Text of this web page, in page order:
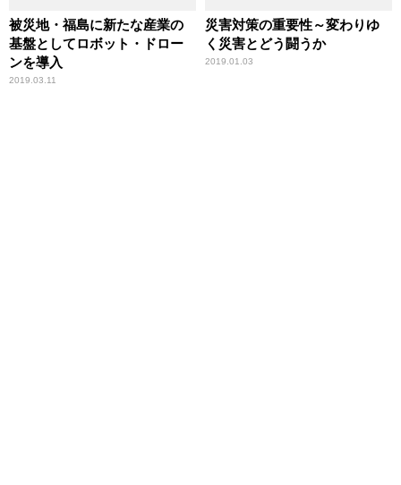
被災地・福島に新たな産業の
基盤としてロボット・ドロー
ンを導入
2019.03.11
災害対策の重要性～変わりゆ
く災害とどう闘うか
2019.01.03